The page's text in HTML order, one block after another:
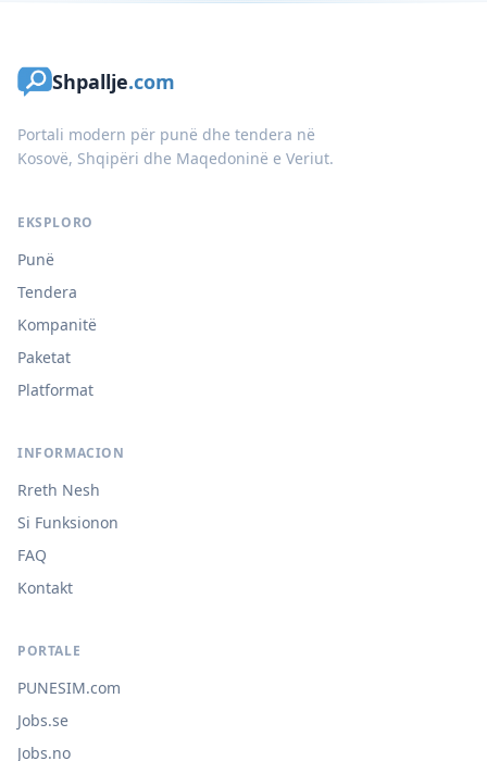
Shpallje.com
Portali modern për punë dhe tendera në
Kosovë, Shqipëri dhe Maqedoninë e Veriut.
EKSPLORO
Punë
Tendera
Kompanitë
Paketat
Platformat
INFORMACION
Rreth Nesh
Si Funksionon
FAQ
Kontakt
PORTALE
PUNESIM.com
Jobs.se
Jobs.no